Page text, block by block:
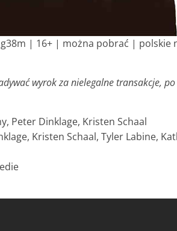
| 16+ | można pobrać | polskie
wyrok za nielegalne transakcje,
Peter Dinklage, Kristen Schaal
Kristen Schaal, Tyler Labine,